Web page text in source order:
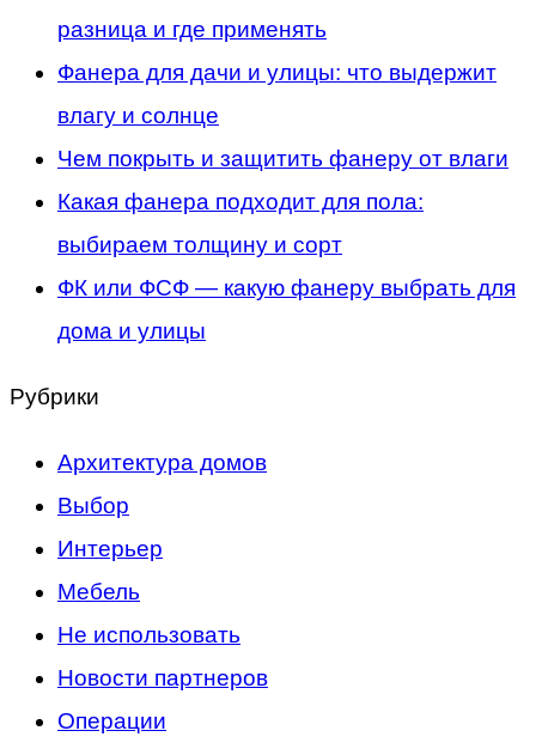
разница и где применять
Фанера для дачи и улицы: что выдержит
влагу и солнце
Чем покрыть и защитить фанеру от влаги
Какая фанера подходит для пола:
выбираем толщину и сорт
ФК или ФСФ — какую фанеру выбрать для
дома и улицы
Рубрики
Архитектура домов
Выбор
Интерьер
Мебель
Не использовать
Новости партнеров
Операции